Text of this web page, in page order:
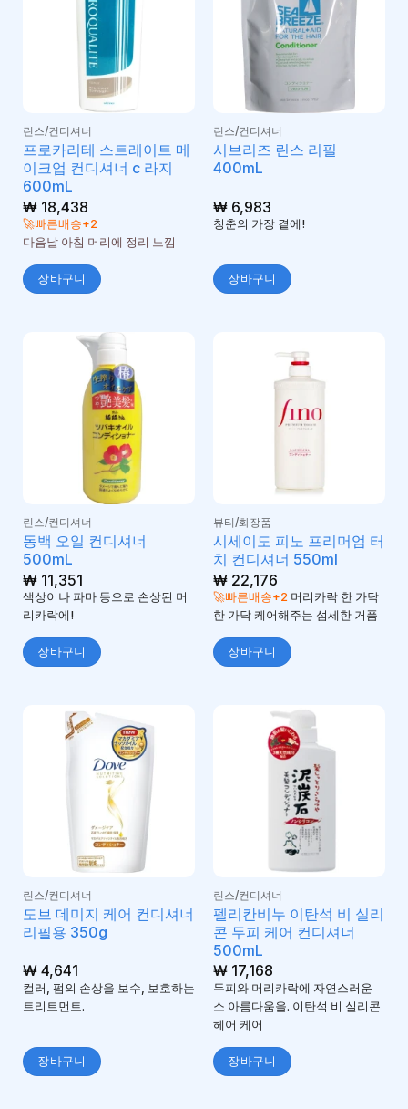
린스/컨디셔너
프로카리테 스트레이트 메
이크업 컨디셔너 c 라지
600mL
₩18,438
🚀빠른배송+2
다음날 아침 머리에 정리 느낌
장바구니
린스/컨디셔너
시브리즈 린스 리필
400mL
₩6,983
청춘의 가장 곁에!
장바구니
린스/컨디셔너
동백 오일 컨디셔너
500mL
₩11,351
색상이나 파마 등으로 손상된 머
리카락에!
장바구니
뷰티/화장품
시세이도 피노 프리머엄 터
치 컨디셔너 550ml
₩22,176
🚀빠른배송+2 머리카락 한 가닥
한 가닥 케어해주는 섬세한 거품
장바구니
린스/컨디셔너
도브 데미지 케어 컨디셔너
리필용 350g
₩4,641
컬러, 펌의 손상을 보수, 보호하는
트리트먼트.
장바구니
린스/컨디셔너
펠리칸비누 이탄석 비 실리
콘 두피 케어 컨디셔너
500mL
₩17,168
두피와 머리카락에 자연스러운
소 아름다움을. 이탄석 비 실리콘
헤어 케어
장바구니